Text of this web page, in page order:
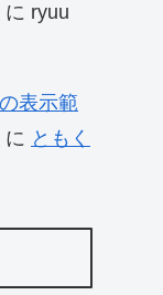
に ryuu
表示範
に ともく